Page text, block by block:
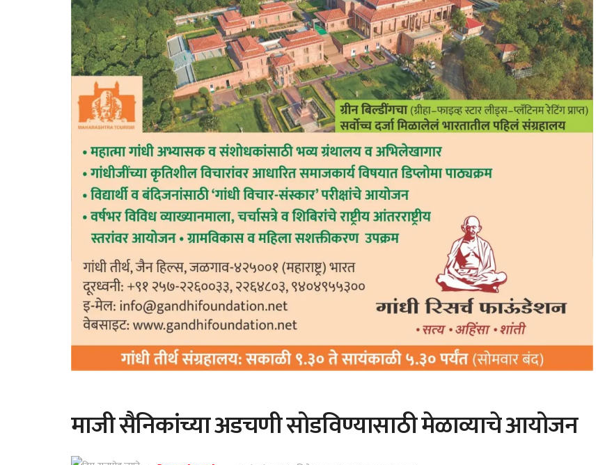
माजी सैनिकांच्या अडचणी सोडविण्यासाठी मेळाव्याचे आयोजन